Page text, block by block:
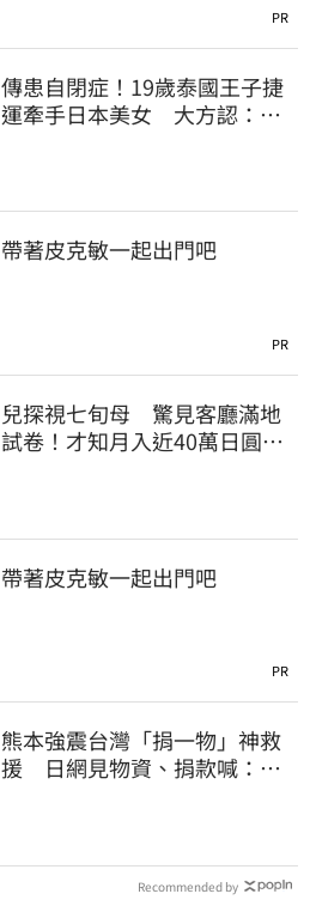
PR
傳患自閉症！19歲泰國王子捷
運牽手日本美女 大方認：
帶著皮克敏一起出門吧
PR
兒探視七旬母 驚見客廳滿地
試卷！才知月入近40萬日圓
帶著皮克敏一起出門吧
PR
熊本強震台灣「捐一物」神救
援 日網見物資、捐款喊：比
Recommended by